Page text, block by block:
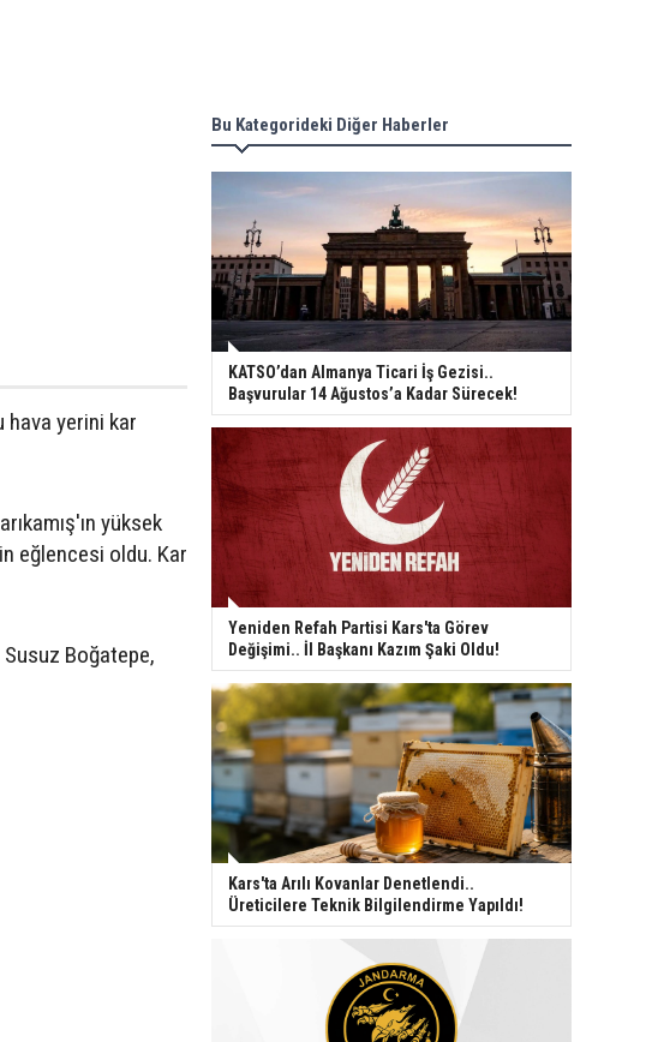
hava yerini kar
yüksek
eğlencesi oldu. Kar
Boğatepe,
Bu Kategorideki Diğer Haberler
KATSO’dan Almanya Ticari İş Gezisi..
Başvurular 14 Ağustos’a Kadar Sürecek!
Yeniden Refah Partisi Kars'ta Görev
Değişimi.. İl Başkanı Kazım Şaki Oldu!
Kars'ta Arılı Kovanlar Denetlendi..
Üreticilere Teknik Bilgilendirme Yapıldı!